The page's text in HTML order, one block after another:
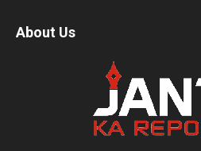
About Us